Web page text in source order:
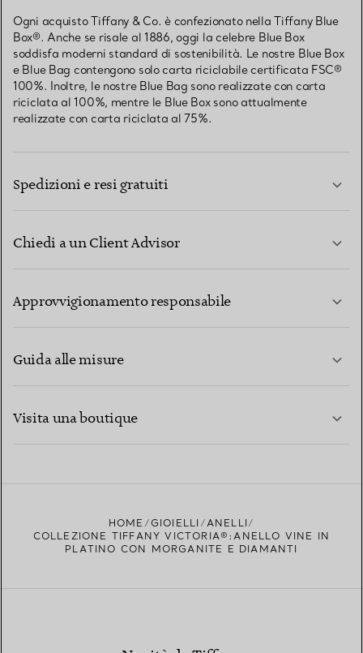
Ogni acquisto Tiffany & Co. è confezionato nella Tiffany Blue
Box®. Anche se risale al 1886, oggi la celebre Blue Box
soddisfa moderni standard di sostenibilità. Le nostre Blue Box
e Blue Bag contengono solo carta riciclabile certificata FSC®
100%. Inoltre, le nostre Blue Bag sono realizzate con carta
riciclata al 100%, mentre le Blue Box sono attualmente
realizzate con carta riciclata al 75%.
Spedizioni e resi gratuiti
Chiedi a un Client Advisor
Approvvigionamento responsabile
Guida alle misure
Visita una boutique
HOME GIOIELLI
ANELLI
COLLEZIONE TIFFANY VICTORIA®:ANELLO VINE IN
PLATINO CON MORGANITE E DIAMANTI